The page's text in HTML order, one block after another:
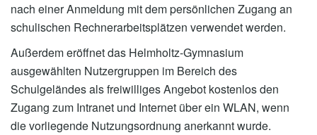
nach einer Anmeldung mit dem persönlichen Zugang an
schulischen Rechnerarbeitsplätzen verwendet werden.
Außerdem eröffnet das Helmholtz-Gymnasium
ausgewählten Nutzergruppen im Bereich des
Schulgeländes als freiwilliges Angebot kostenlos den
Zugang zum Intranet und Internet über ein WLAN, wenn
die vorliegende Nutzungsordnung anerkannt wurde.